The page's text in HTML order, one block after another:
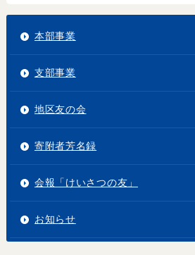
本部事業
支部事業
地区友の会
寄附者芳名録
会報「けいさつの友」
お知らせ